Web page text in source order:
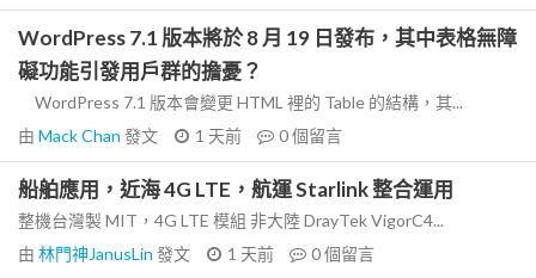
WordPress 7.1 版本將於 8 月 19 日發布，其中表格無障
礙功能引發用戶群的擔憂？
WordPress 7.1 版本會變更 HTML 裡的 Table 的結構，其...
由 Mack Chan 發文 1 天前 0個留言
船舶應用，近海 4G LTE，航運 Starlink 整合運用
整機台灣製 MIT，4G LTE 模組 非大陸 DrayTek VigorC4...
由 林門神JanusLin 發文 1 天前 0個留言